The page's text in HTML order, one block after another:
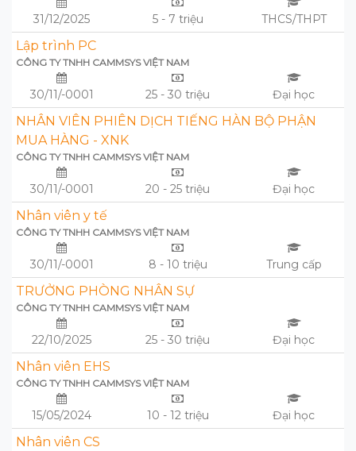
31/12/2025 5 - 7 triệu THCS/THPT
Lập trình PC
CÔNG TY TNHH CAMMSYS VIỆT NAM
30/11/-0001 25 - 30 triệu Đại học
NHÂN VIÊN PHIÊN DỊCH TIẾNG HÀN BỘ PHẬN
MUA HÀNG - XNK
CÔNG TY TNHH CAMMSYS VIỆT NAM
30/11/-0001 20 - 25 triệu Đại học
Nhân viên y tế
CÔNG TY TNHH CAMMSYS VIỆT NAM
30/11/-0001 8 - 10 triệu Trung cấp
TRƯỞNG PHÒNG NHÂN SỰ
CÔNG TY TNHH CAMMSYS VIỆT NAM
22/10/2025 25 - 30 triệu Đại học
Nhân viên EHS
CÔNG TY TNHH CAMMSYS VIỆT NAM
15/05/2024 10 - 12 triệu Đại học
Nhân viên CS